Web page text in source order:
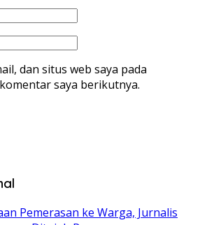
dan situs web saya pada
saya berikutnya.